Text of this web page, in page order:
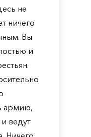
не
ничего
Вы
и
армию,
ведут